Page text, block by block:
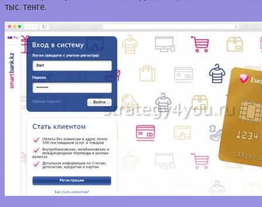
тыс. тенге.